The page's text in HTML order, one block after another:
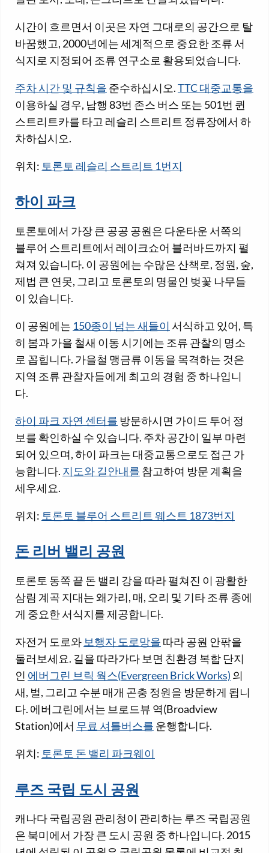
시간이 흐르면서 이곳은 자연 그대로의 공간으로 탈
바꿈했고, 2000년에는 세계적으로 중요한 조류 서
식지로 지정되어 조류 연구소로 활용되었습니다.
주차 시간 및 규칙을 준수하십시오.TTC 대중교통을
이용하실 경우, 남행 83번 존스 버스 또는 501번 퀸
스트리트카를 타고 레슬리 스트리트 정류장에서 하
차하십시오.
위치: 토론토 레슬리 스트리트 1번지
하이 파크
토론토에서 가장 큰 공공 공원은 다운타운 서쪽의
블루어 스트리트에서 레이크쇼어 블러바드까지 펼
쳐져 있습니다. 이 공원에는 수많은 산책로, 정원, 숲,
제법 큰 연못, 그리고 토론토의 명물인 벚꽃 나무들
이 있습니다.
이 공원에는 150종이 넘는 새들이 서식하고 있어, 특
히 봄과 가을 철새 이동 시기에는 조류 관찰의 명소
로 꼽힙니다. 가을철 맹금류 이동을 목격하는 것은
지역 조류 관찰자들에게 최고의 경험 중 하나입니
다.
하이 파크 자연 센터를 방문하시면 가이드 투어 정
보를 확인하실 수 있습니다. 주차 공간이 일부 마련
되어 있으며, 하이 파크는 대중교통으로도 접근 가
능합니다. 지도와 길안내를 참고하여 방문 계획을
세우세요.
위치: 토론토 블루어 스트리트 웨스트 1873번지
돈 리버 밸리 공원
토론토 동쪽 끝 돈 밸리 강을 따라 펼쳐진 이 광활한
삼림 계곡 지대는 왜가리, 매, 오리 및 기타 조류 종에
게 중요한 서식지를 제공합니다.
자전거 도로와 보행자 도로망을 따라 공원 안팎을
둘러보세요. 길을 따라가다 보면 친환경 복합 단지
인 에버그린 브릭 웍스(Evergreen Brick Works) 의
새, 벌, 그리고 수분 매개 곤충 정원을 방문하게 됩니
다. 에버그린에서는 브로드뷰 역(Broadview
Station)에서 무료 셔틀버스를 운행합니다.
위치: 토론토 돈 밸리 파크웨이
루즈 국립 도시 공원
캐나다 국립공원 관리청이 관리하는 루즈 국립공원
은 북미에서 가장 큰 도시 공원 중 하나입니다. 2015